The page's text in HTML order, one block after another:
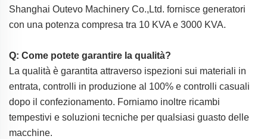
Shanghai Outevo Machinery Co.,Ltd. fornisce generatori
con una potenza compresa tra 10 KVA e 3000 KVA.
Q: Come potete garantire la qualità?
La qualità è garantita attraverso ispezioni sui materiali in
entrata, controlli in produzione al 100% e controlli casuali
dopo il confezionamento. Forniamo inoltre ricambi
tempestivi e soluzioni tecniche per qualsiasi guasto delle
macchine.